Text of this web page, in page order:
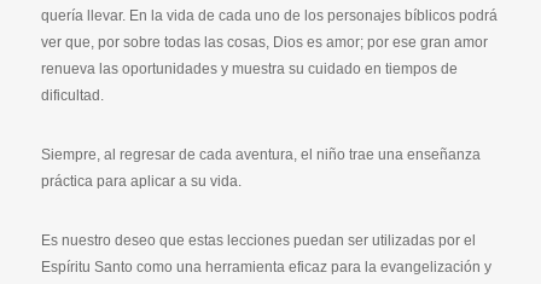
quería llevar. En la vida de cada uno de los personajes bíblicos podrá
ver que, por sobre todas las cosas, Dios es amor; por ese gran amor
renueva las oportunidades y muestra su cuidado en tiempos de
dificultad.
Siempre, al regresar de cada aventura, el niño trae una enseñanza
práctica para aplicar a su vida.
Es nuestro deseo que estas lecciones puedan ser utilizadas por el
Espíritu Santo como una herramienta eficaz para la evangelización y